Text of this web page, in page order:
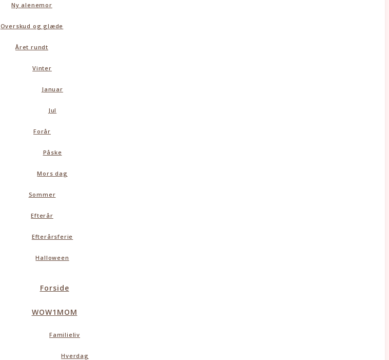
Ny alenemor
Overskud og glæde
Året rundt
Vinter
Januar
Jul
Forår
Påske
Mors dag
Sommer
Efterår
Efterårsferie
Halloween
Forside
WOW1MOM
Familieliv
Hverdag